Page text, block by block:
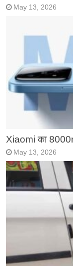
May 13, 2026
Xiaomi का
May 13, 2026